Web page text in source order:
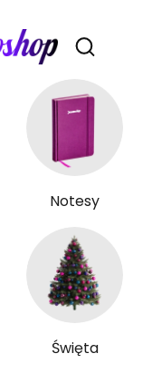
Otwórz
Notesy
Święta